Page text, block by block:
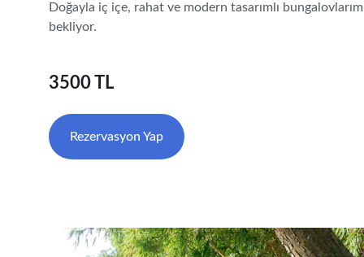
Doğayla iç içe, rahat ve modern tasarımlı
bekliyor.
3500 TL
Rezervasyon Yap